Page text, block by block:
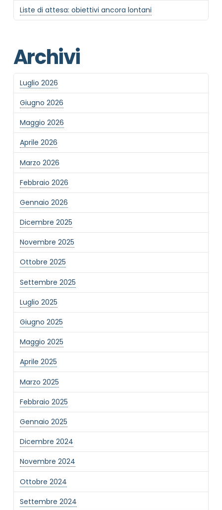
Liste di attesa: obiettivi ancora lontani
Archivi
Luglio 2026
Giugno 2026
Maggio 2026
Aprile 2026
Marzo 2026
Febbraio 2026
Gennaio 2026
Dicembre 2025
Novembre 2025
Ottobre 2025
Settembre 2025
Luglio 2025
Giugno 2025
Maggio 2025
Aprile 2025
Marzo 2025
Febbraio 2025
Gennaio 2025
Dicembre 2024
Novembre 2024
Ottobre 2024
Settembre 2024
Informativa Privacy
Ho preso visione dell'informativa privacy
Privacy Policy completa
Newsletter
Desidero rimanere aggiornato sulle ultime
novità dell'Associazione tramite l'iscrizione alla
newsletter